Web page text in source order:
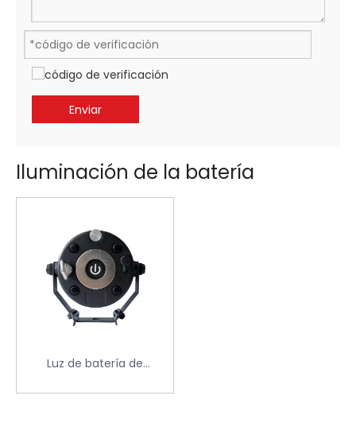
Enviar
Iluminación de la batería
Luz de batería de